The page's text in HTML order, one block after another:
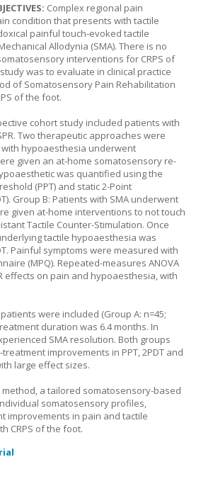
Complex regional pain
condition that presents with tactile
painful touch-evoked tactile
Allodynia (SMA). There is no
interventions for CRPS of
was to evaluate in clinical practice
of Somatosensory Pain Rehabilitation
of the foot.
cohort study included patients with
Two therapeutic approaches were
with hypoaesthesia underwent
given an at-home somatosensory re-
was quantified using the
(PPT) and static 2-Point
Group B: Patients with SMA underwent
given at-home interventions to not touch
Tactile Counter-Stimulation. Once
tactile hypoaesthesia was
Painful symptoms were measured with
(MPQ). Repeated-measures ANOVA
effects on pain and hypoaesthesia, with
were included (Group A: n=45;
duration was 6.4 months. In
SMA resolution. Both groups
improvements in PPT, 2PDT and
large effect sizes.
method, a tailored somatosensory-based
somatosensory profiles,
improvements in pain and tactile
CRPS of the foot.